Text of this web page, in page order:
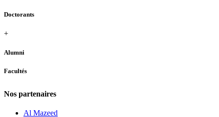
Doctorants
+
Alumni
Facultés
Nos partenaires
Al Mazeed